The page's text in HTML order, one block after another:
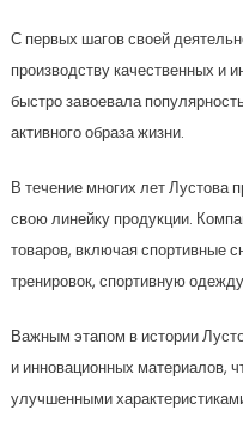
С первых шагов своей
производству качественных и
быстро завоевала
активного образа жизни.
В течение многих лет Лустова
свою линейку продукции.
товаров, включая спортивные
тренировок, спортивную
Важным этапом в истории
и инновационных материалов,
улучшенными